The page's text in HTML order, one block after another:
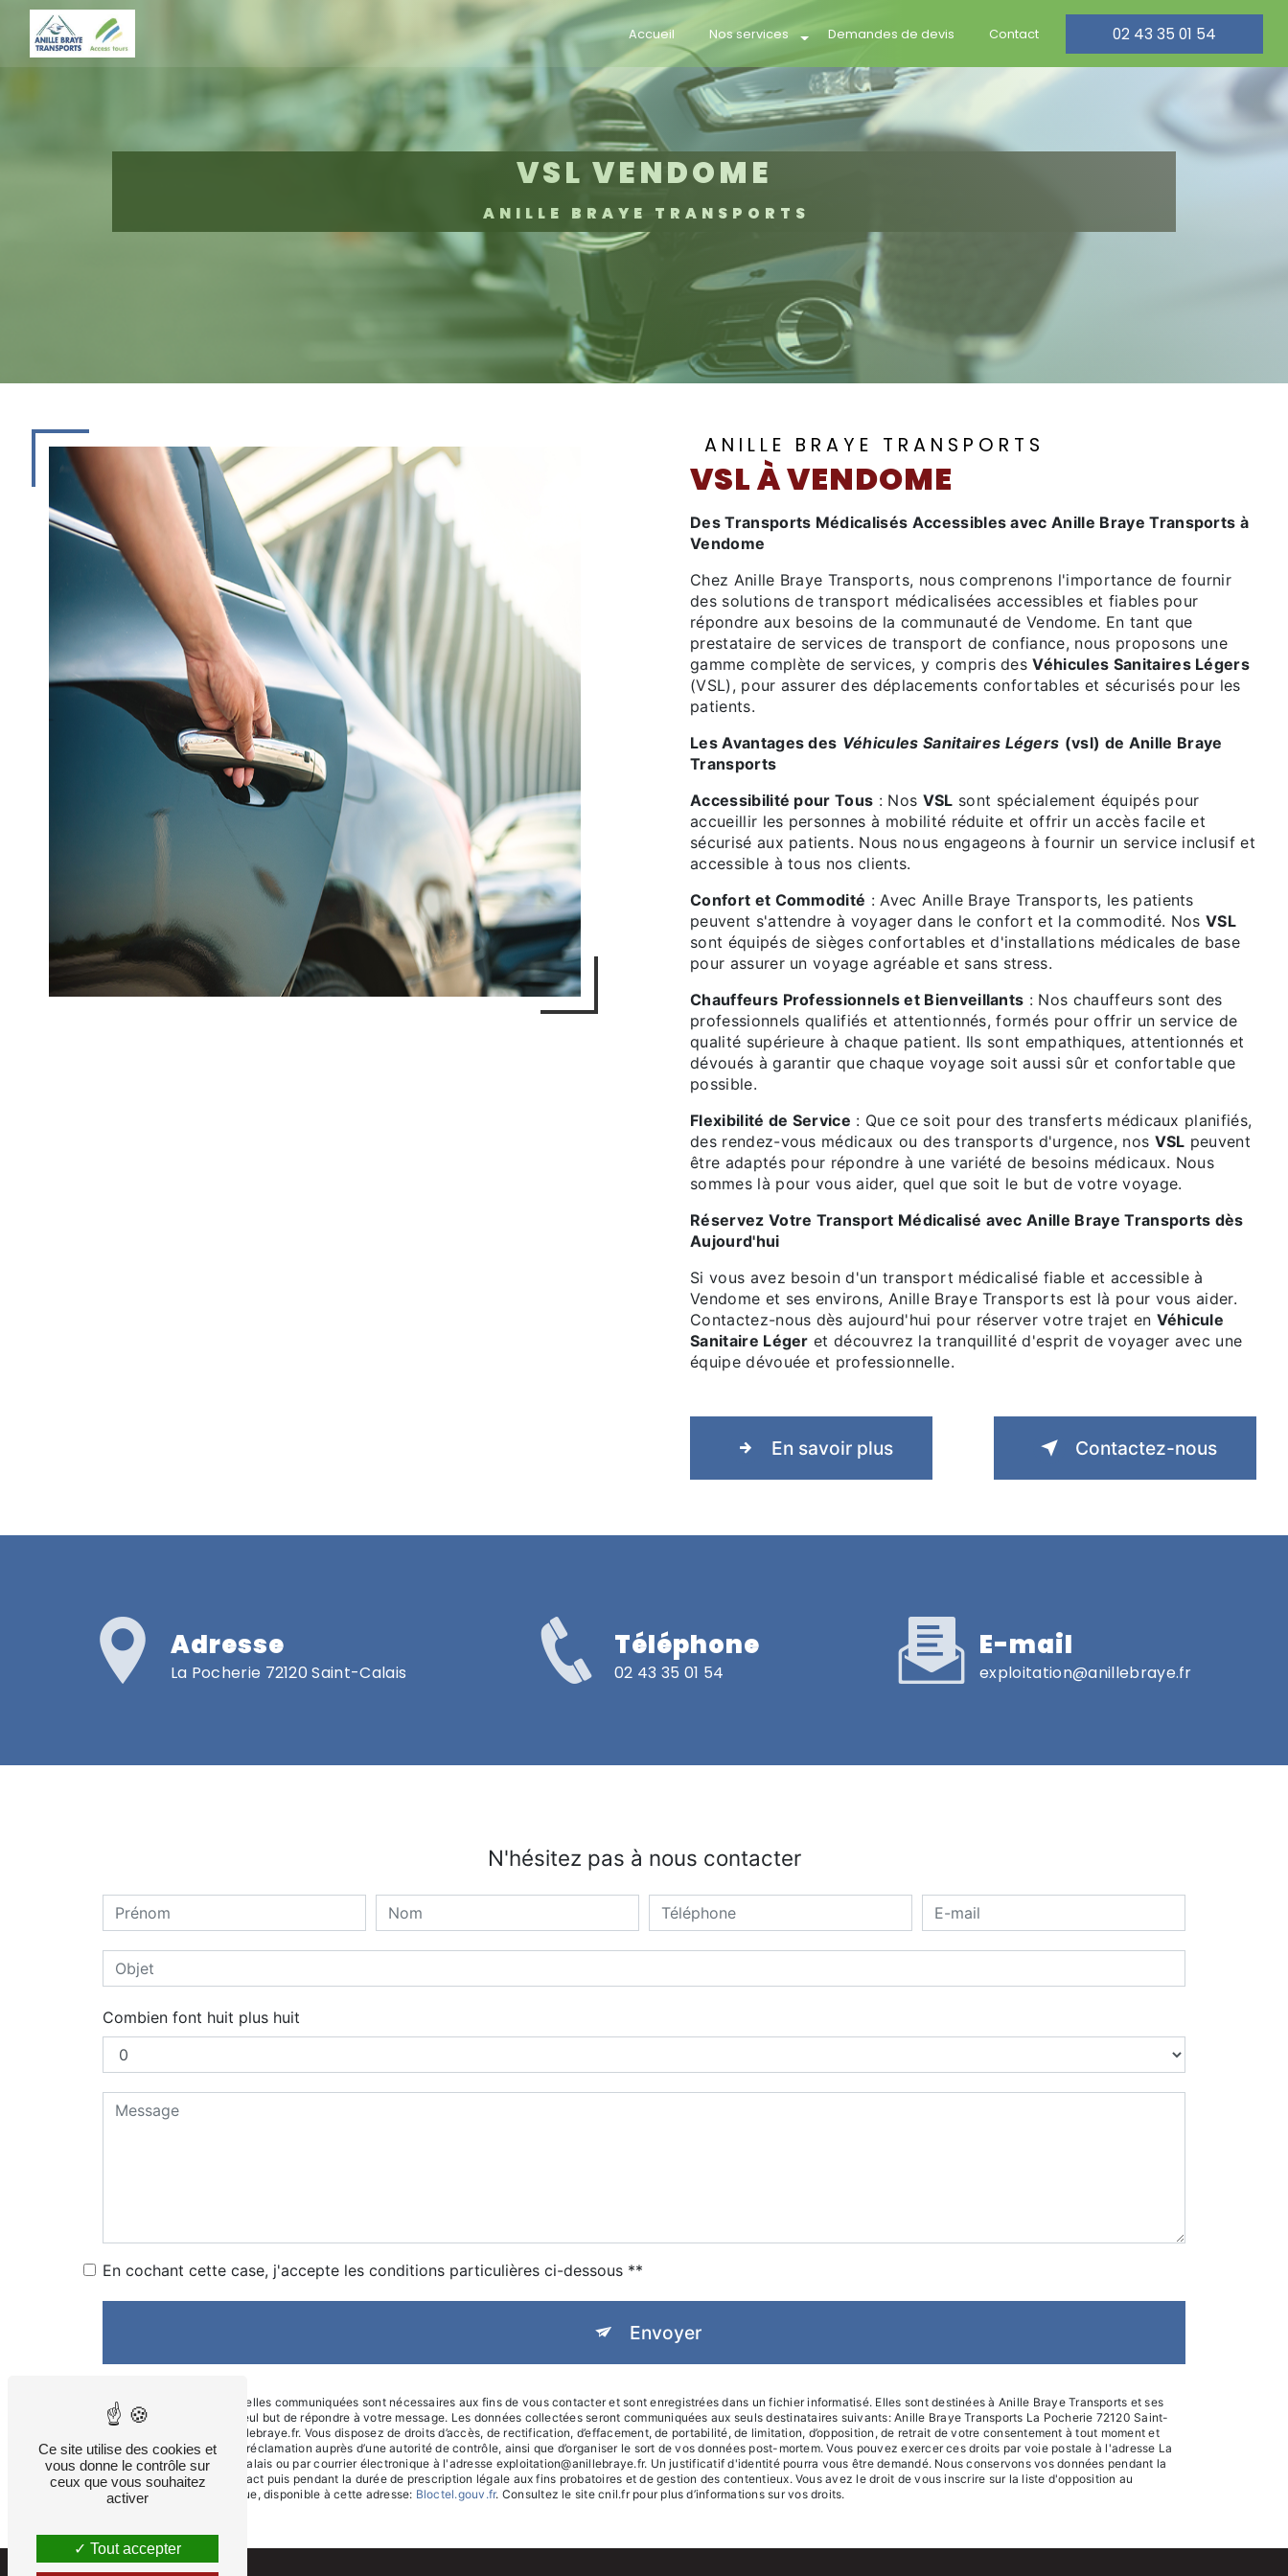
Accueil Nos services Demandes de devis Contact 02 43 35 01 54
VSL VENDOME
ANILLE BRAYE TRANSPORTS
ANILLE BRAYE TRANSPORTS
VSL À VENDOME
Des Transports Médicalisés Accessibles avec Anille Braye Transports à
Vendome
Chez Anille Braye Transports, nous comprenons l'importance de fournir
des solutions de transport médicalisées accessibles et fiables pour
répondre aux besoins de la communauté de Vendome. En tant que
prestataire de services de transport de confiance, nous proposons une
gamme complète de services, y compris desVéhicules Sanitaires Légers
(VSL), pour assurer des déplacements confortables et sécurisés pour les
patients.
Les Avantages des Véhicules Sanitaires Légers (vsl) de Anille Braye
Transports
Accessibilité pour Tous : Nos VSL sont spécialement équipés pour
accueillir les personnes à mobilité réduite et offrir un accès facile et
sécurisé aux patients. Nous nous engageons à fournir un service inclusif et
accessible à tous nos clients.
Confort et Commodité : Avec Anille Braye Transports, les patients
peuvent s'attendre à voyager dans le confort et la commodité. NosVSL
sont équipés de sièges confortables et d'installations médicales de base
pour assurer un voyage agréable et sans stress.
Chauffeurs Professionnels et Bienveillants : Nos chauffeurs sont des
professionnels qualifiés et attentionnés, formés pour offrir un service de
qualité supérieure à chaque patient. Ils sont empathiques, attentionnés et
dévoués à garantir que chaque voyage soit aussi sûr et confortable que
possible.
Flexibilité de Service : Que ce soit pour des transferts médicaux planifiés,
des rendez-vous médicaux ou des transports d'urgence, nos VSL peuvent
être adaptés pour répondre à une variété de besoins médicaux. Nous
sommes là pour vous aider, quel que soit le but de votre voyage.
Réservez Votre Transport Médicalisé avec Anille Braye Transports dès
Aujourd'hui
Si vous avez besoin d'un transport médicalisé fiable et accessible à
Vendome et ses environs, Anille Braye Transports est là pour vous aider.
Contactez-nous dès aujourd'hui pour réserver votre trajet en Véhicule
Sanitaire Léger et découvrez la tranquillité d'esprit de voyager avec une
équipe dévouée et professionnelle.
En savoir plus Contactez-nous
Adresse
La Pocherie 72120 Saint-Calais
Téléphone
02 43 35 01 54
E-mail
exploitation@anillebraye.fr
N'hésitez pas à nous contacter
Combien font huit plus huit
En cochant cette case, j'accepte les conditions particulières ci-dessous **
Envoyer
** Les données personnelles communiquées sont nécessaires aux fins de vous contacter et sont enregistrées dans un fichier informatisé. Elles sont destinées à Anille Braye Transports et ses
sous-traitants dans le seul but de répondre à votre message. Les données collectées seront communiquées aux seuls destinataires suivants: Anille Braye Transports La Pocherie 72120 Saint-
Calais exploitation@anillebraye.fr. Vous disposez de droits d’accès, de rectification, d’effacement, de portabilité, de limitation, d’opposition, de retrait de votre consentement à tout moment et
du droit d’introduire une réclamation auprès d’une autorité de contrôle, ainsi que d’organiser le sort de vos données post-mortem. Vous pouvez exercer ces droits par voie postale à l'adresse La
Pocherie 72120 Saint-Calais ou par courrier électronique à l'adresse exploitation@anillebraye.fr. Un justificatif d'identité pourra vous être demandé. Nous conservons vos données pendant la
période de prise de contact puis pendant la durée de prescription légale aux fins probatoires et de gestion des contentieux. Vous avez le droit de vous inscrire sur la liste d'opposition au
démarchage téléphonique, disponible à cette adresse: Bloctel.gouv.fr. Consultez le site cnil.fr pour plus d’informations sur vos droits.
Panneau de gestion des cookies
Ce site utilise des cookies et
vous donne le contrôle sur
ceux que vous souhaitez
activer
Tout accepter